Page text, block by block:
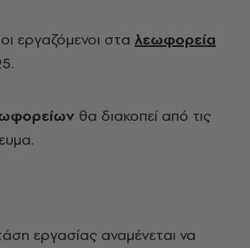
εργαζόμενοι στα λεωφορεία
θα διακοπεί από τις
εργασίας αναμένεται να